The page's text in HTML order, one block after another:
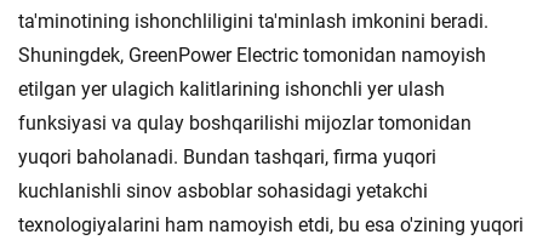
ta'minotining ishonchliligini ta'minlash imkonini beradi.
Shuningdek, GreenPower Electric tomonidan namoyish
etilgan yer ulagich kalitlarining ishonchli yer ulash
funksiyasi va qulay boshqarilishi mijozlar tomonidan
yuqori baholanadi. Bundan tashqari, firma yuqori
kuchlanishli sinov asboblar sohasidagi yetakchi
texnologiyalarini ham namoyish etdi, bu esa o'zining yuqori